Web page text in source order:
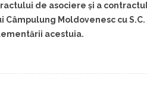
de asociere și a
Câmpulung Moldovenesc cu
acestuia.